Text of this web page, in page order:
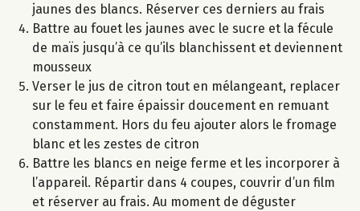
jaunes des blancs. Réserver ces derniers au frais
Battre au fouet les jaunes avec le sucre et la fécule
de maïs jusqu’à ce qu’ils blanchissent et deviennent
mousseux
Verser le jus de citron tout en mélangeant, replacer
sur le feu et faire épaissir doucement en remuant
constamment. Hors du feu ajouter alors le fromage
blanc et les zestes de citron
Battre les blancs en neige ferme et les incorporer à
l’appareil. Répartir dans 4 coupes, couvrir d’un film
et réserver au frais. Au moment de déguster